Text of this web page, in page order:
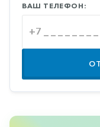
Офтальмология
Паркинсон
ВАШ ТЕЛЕФОН: